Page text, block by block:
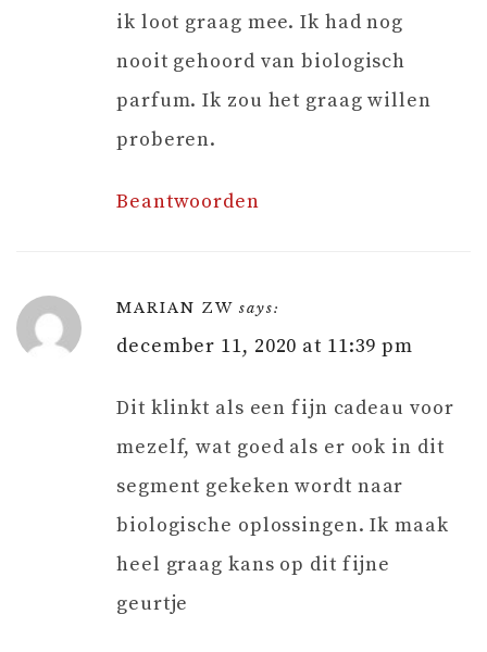
ik loot graag mee. Ik had nog
nooit gehoord van biologisch
parfum. Ik zou het graag willen
proberen.
Beantwoorden
MARIAN ZW says:
december 11, 2020 at 11:39 pm
Dit klinkt als een fijn cadeau voor
mezelf, wat goed als er ook in dit
segment gekeken wordt naar
biologische oplossingen. Ik maak
heel graag kans op dit fijne
geurtje